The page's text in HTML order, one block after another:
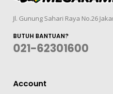
Jl. Gunung Sahari Raya No.26
BUTUH BANTUAN?
021-62301600
Account